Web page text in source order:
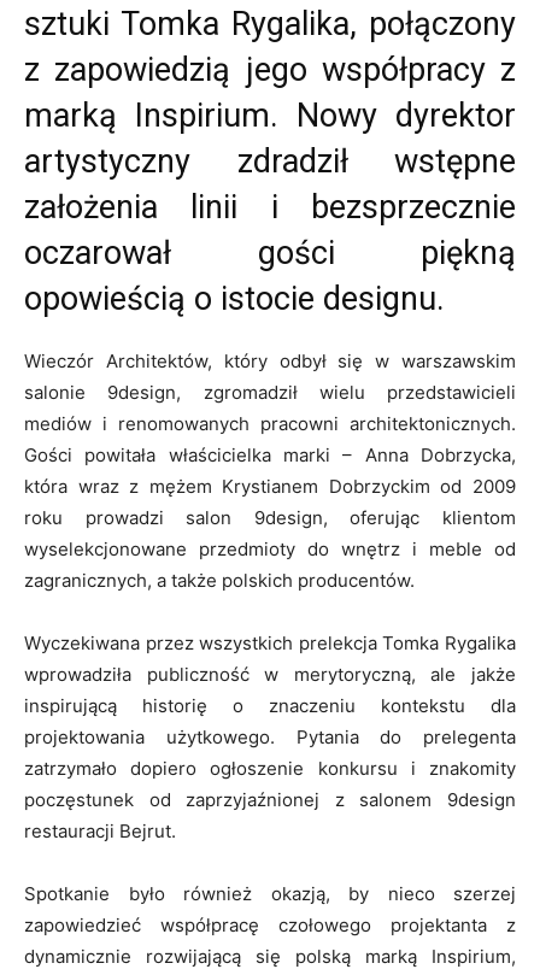
sztuki Tomka Rygalika, połączony
z zapowiedzią jego współpracy z
marką Inspirium. Nowy dyrektor
artystyczny zdradził wstępne
założenia linii i bezsprzecznie
oczarował gości piękną
opowieścią o istocie designu.
Wieczór Architektów, który odbył się w warszawskim
salonie 9design, zgromadził wielu przedstawicieli
mediów i renomowanych pracowni architektonicznych.
Gości powitała właścicielka marki – Anna Dobrzycka,
która wraz z mężem Krystianem Dobrzyckim od 2009
roku prowadzi salon 9design, oferując klientom
wyselekcjonowane przedmioty do wnętrz i meble od
zagranicznych, a także polskich producentów.
Wyczekiwana przez wszystkich prelekcja Tomka Rygalika
wprowadziła publiczność w merytoryczną, ale jakże
inspirującą historię o znaczeniu kontekstu dla
projektowania użytkowego. Pytania do prelegenta
zatrzymało dopiero ogłoszenie konkursu i znakomity
poczęstunek od zaprzyjaźnionej z salonem 9design
restauracji Bejrut.
Spotkanie było również okazją, by nieco szerzej
zapowiedzieć współpracę czołowego projektanta z
dynamicznie rozwijającą się polską marką Inspirium,